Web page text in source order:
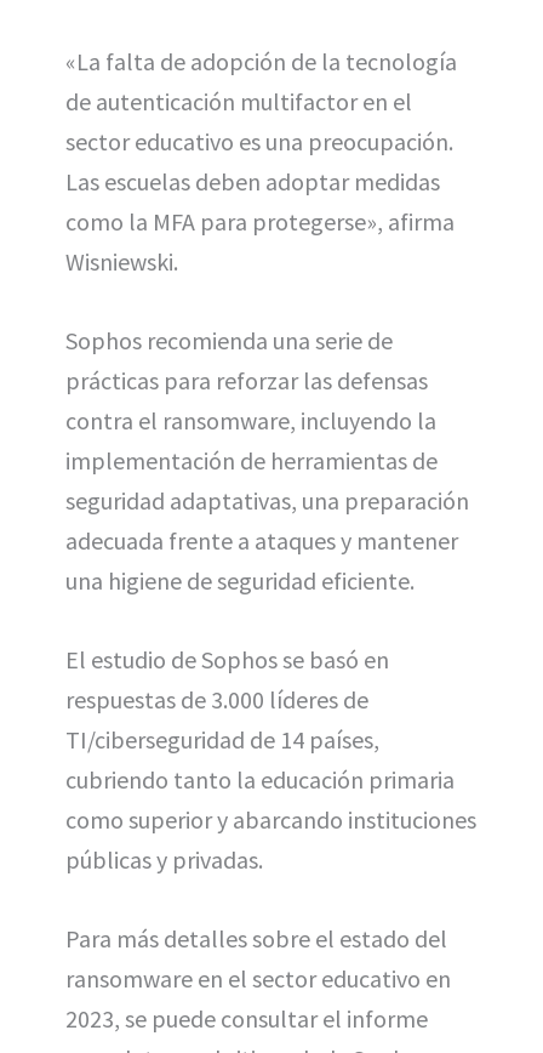
«La falta de adopción de la tecnología
de autenticación multifactor en el
sector educativo es una preocupación.
Las escuelas deben adoptar medidas
como la MFA para protegerse», afirma
Wisniewski.
Sophos recomienda una serie de
prácticas para reforzar las defensas
contra el ransomware, incluyendo la
implementación de herramientas de
seguridad adaptativas, una preparación
adecuada frente a ataques y mantener
una higiene de seguridad eficiente.
El estudio de Sophos se basó en
respuestas de 3.000 líderes de
TI/ciberseguridad de 14 países,
cubriendo tanto la educación primaria
como superior y abarcando instituciones
públicas y privadas.
Para más detalles sobre el estado del
ransomware en el sector educativo en
2023, se puede consultar el informe